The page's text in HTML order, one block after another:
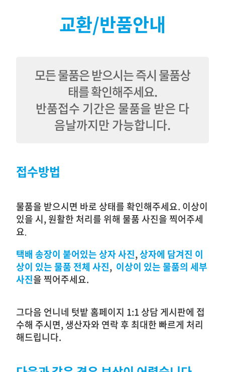
교환/반품안내
모든 물품은 받으시는 즉시 물품상
태를 확인해주세요.
반품접수 기간은 물품을 받은 다
음날까지만 가능합니다.
접수방법
물품을 받으시면 바로 상태를 확인해주세요. 이상이
있을 시, 원활한 처리를 위해 물품 사진을 찍어주세
요.
택배 송장이 붙어있는 상자사진,상자에 담겨진 이
상이 있는 물품 전체 사진, 이상이 있는 물품의 세부
사진을 찍어주세요.
그다음 언니네 텃밭 홈페이지 1:1 상담 게시판에 접
수해 주시면, 생산자와 연락 후 최대한 빠르게 처리
해드립니다.